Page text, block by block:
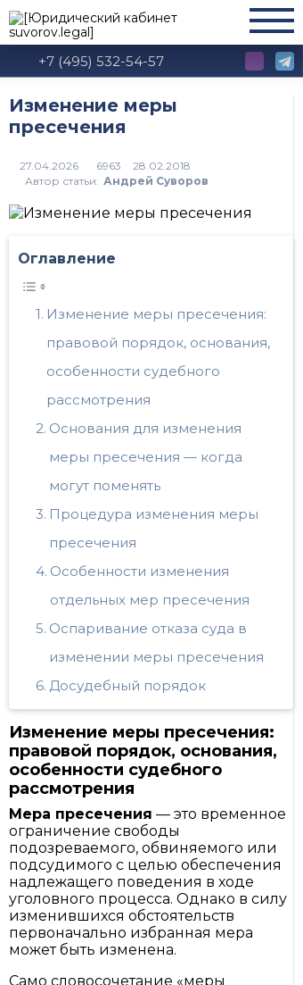
+7 (495) 532-54-57
Изменение меры
пресечения
6963
Автор статьи: Андрей Суворов
Оглавление
Изменение меры пресечения:
правовой порядок, основания,
особенности судебного
рассмотрения
Основания для изменения
меры пресечения — когда
могут поменять
Процедура изменения меры
пресечения
Особенности изменения
отдельных мер пресечения
Оспаривание отказа суда в
изменении меры пресечения
Досудебный порядок
Изменение меры пресечения:
правовой порядок, основания,
особенности судебного
рассмотрения
Мера пресечения — это временное
ограничение свободы
подозреваемого, обвиняемого или
подсудимого с целью обеспечения
надлежащего поведения в ходе
уголовного процесса. Однако в силу
изменившихся обстоятельств
первоначально избранная мера
может быть изменена.
Само словосочетание «меры